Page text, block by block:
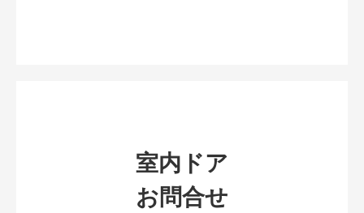
室内ドア
お問合せ